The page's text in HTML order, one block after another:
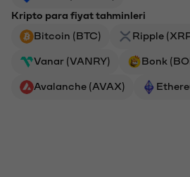
Kripto para fiyat tahminleri
Bitcoin (BTC)
Ripple
Vanar (VANRY) Bonk
Avalanche (AVAX)